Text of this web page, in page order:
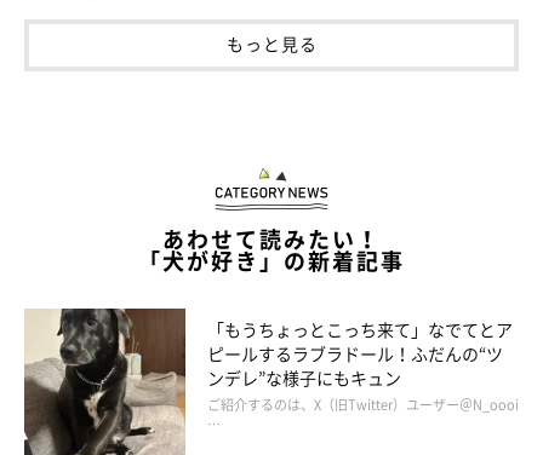
以前、いぬのきもちWEB MAGAZINEでゆずちゃんを紹介した際、
の性格について伺うと、このように教えてくれました。
「ゆずちゃんの性格は、パピーの頃から変わらず
チャなお姫様です」
元気いっぱいで表情豊かなゆずちゃんは、みんなにエネルギーを
分けてくれますね！
もっと見る
あわせて読みたい！
「犬が好き」の新着記事
「もうちょっとこっち来て」なでてとア
ピールするラブラドール！ふだんの“ツ
ンデレ”な様子にもキュン
ご紹介するのは、X（旧Twitter）ユーザー＠N_oooi
…